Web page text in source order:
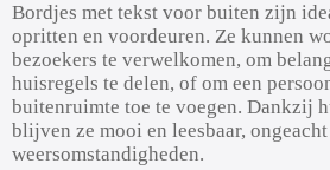
Bordjes met tekst voor buiten zijn
opritten en voordeuren. Ze kunnen
bezoekers te verwelkomen, om
huisregels te delen, of om een
buitenruimte toe te voegen. Dankzij
blijven ze mooi en leesbaar, ongeacht
weersomstandigheden.